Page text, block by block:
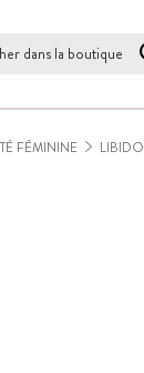
dans la boutique
FÉMININE LIBIDO